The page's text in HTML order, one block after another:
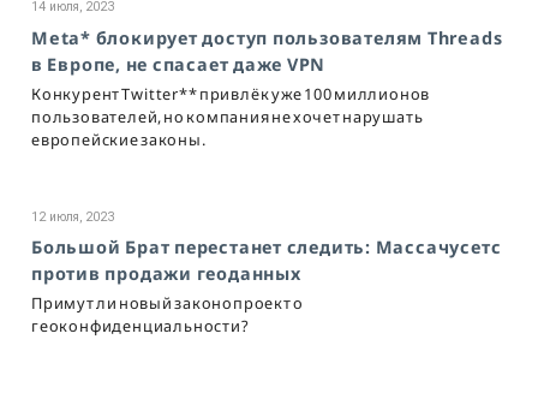
14 июля, 2023
Meta* блокирует доступ пользователям Threads
в Европе, не спасает даже VPN
Конкурент Twitter** привлёк уже 100 миллионов
пользователей, но компания не хочет нарушать
европейские законы.
12 июля, 2023
Большой Брат перестанет следить: Массачусетс
против продажи геоданных
Примут ли новый законопроект о
геоконфиденциальности?